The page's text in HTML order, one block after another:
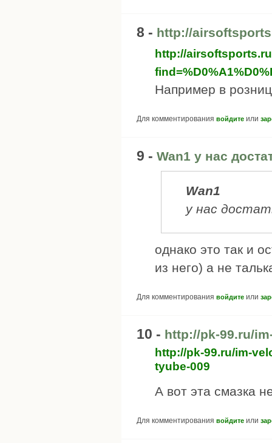
8 - http://
http://
Например в
Для комментирования войдите или
9 - Wan1 у нас
Wan1
у нас
однако это так и
из него) а не
Для комментирования войдите или
10 - http://pk-99.ru/
http://pk-99.ru/im-
tyube-009
А вот эта смазка
Для комментирования войдите или